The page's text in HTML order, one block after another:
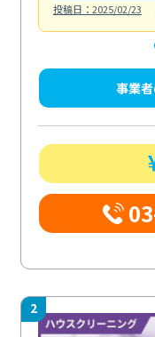
投稿日：2025/02/23
事業
2